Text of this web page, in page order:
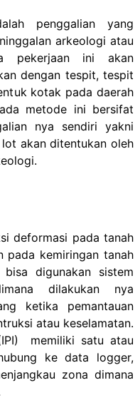
penggalian yang
arkeologi atau
pekerjaan ini akan
dengan tespit, tespit
kotak pada daerah
metode ini bersifat
nya sendiri yakni
akan ditentukan oleh
deformasi pada tanah
pada kemiringan tanah
digunakan sistem
dilakukan nya
ketika pemantauan
atau keselamatan.
memiliki satu atau
ke data logger,
zona dimana